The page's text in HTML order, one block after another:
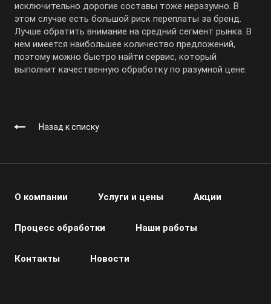
исключительно дорогие составы тоже неразумно. В
этом случае есть большой риск переплаты за бренд.
Лучше обратить внимание на средний сегмент рынка. В
нем имеется наибольшее количество предложений,
поэтому можно быстро найти сервис, который
выполнит качественную обработку по разумной цене.
Назад к списку
О компании Услуги и цены Акции
Процесс обработки Наши работы
Контакты Новости